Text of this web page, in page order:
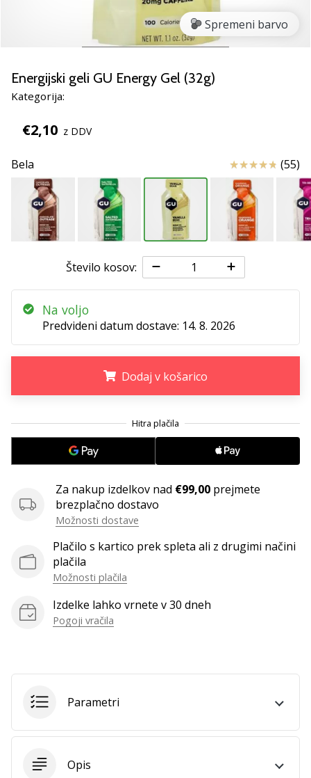
kot
brend
Prikaži
vse
članke
Spremeni barvo
Energijski geli GU Energy Gel (32g)
Kategorija:
€2,10 z DDV
Bela Ocena izdelka
(55)
Število kosov:
Na voljo
Predvideni datum dostave: 14. 8. 2026
Dodaj v košarico
Za nakup izdelkov nad €99,00 prejmete
brezplačno dostavo
Možnosti dostave
Plačilo s kartico prek spleta ali z drugimi načini
plačila
Možnosti plačila
Izdelke lahko vrnete v 30 dneh
Pogoji vračila
Parametri
Opis